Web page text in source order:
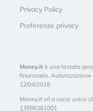
Privacy Policy
Preferenze privacy
Money.it è una testata
finanziario. Autorizzazione
12/04/2018.
Money.it srl a socio unico
13586361001